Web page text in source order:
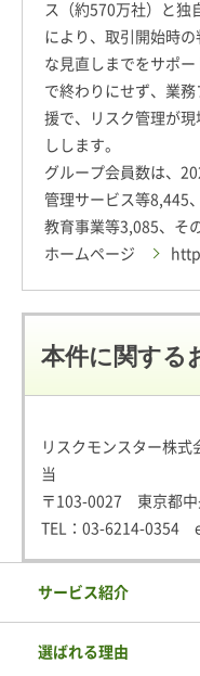
ス（約570万社）と独
により、取引開始時
な見直しまでをサポ
で終わりにせず、業
援で、リスク管理が
しします。
グループ会員数は、
管理サービス等8,445
教育事業等3,085、そ
ホームページ
本件に関する
リスクモンスター株
当
〒103-0027 東京都
TEL： 03-6214-0354
サービス紹介
選ばれる理由